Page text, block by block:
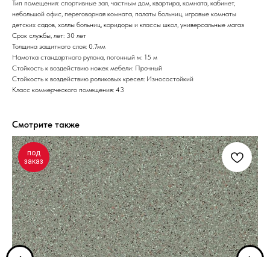
Тип помещения: спортивные зал, частным дом, квартира, комната, кабинет,
небольшой офис, переговорная комната, палаты больниц, игровые комнаты
детских садов, холлы больниц, коридоры и классы школ, универсальные магаз
Срок службы, лет: 30 лет
Толщина защитного слоя: 0.7мм
Намотка стандартного рулона, погонный м: 15 м
Стойкость к воздействию ножек мебели: Прочный
Стойкость к воздействию роликовых кресел: Износостойкий
Класс коммерческого помещения: 43
Смотрите также
под
заказ